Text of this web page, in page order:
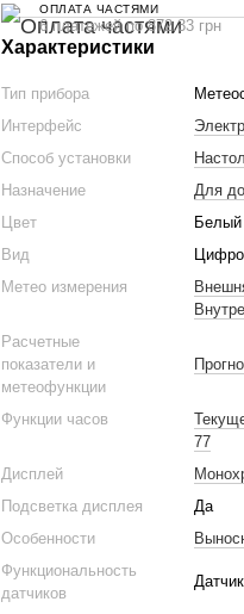
ОПЛАТА ЧАСТЯМИ
6 платежей по 872.33 грн
Характеристики
Тип прибора
Интерфейс
Способ установки
Назначение
Для
Цвет
Белый
Вид
Метео измерения
Расчетные
показатели и
метеофункции
Функции часов
77
Дисплей
Подсветка дисплея
Да
Особенности
Функциональность
датчиков